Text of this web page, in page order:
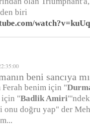
biri
beni sancıya
Ferah benim için "
için "Badlik Amiri
onu doğru yap" der